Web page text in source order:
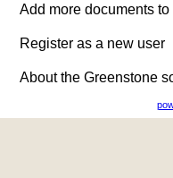
Add more documents
Register as a new user
About the Greenstone